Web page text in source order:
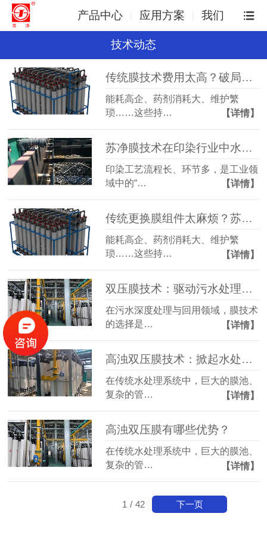
产品中心 应用方案 我们
技术动态
传统膜技术费用太高？破局成本困局，双压膜成本立省30%
能耗高企、药剂消耗大、维护繁
琐……这些持…
【详情】
苏净膜技术在印染行业中水回用的应用
印染工艺流程长、环节多，是工业领
域中的“…
【详情】
传统更换膜组件太麻烦？苏净双压膜只需要换膜芯！
能耗高企、药剂消耗大、维护繁
琐……这些持…
【详情】
双压膜技术：驱动污水处理效率的革新性突破
在污水深度处理与回用领域，膜技术
的选择是…
【详情】
高浊​双压膜技术：掀起水处理行业的效率革命与成本重构
在传统水处理系统中，巨大的膜池、
复杂的管…
【详情】
高浊双压膜有哪些优势？
在传统水处理系统中，巨大的膜池、
复杂的管…
【详情】
1 / 42 下一页